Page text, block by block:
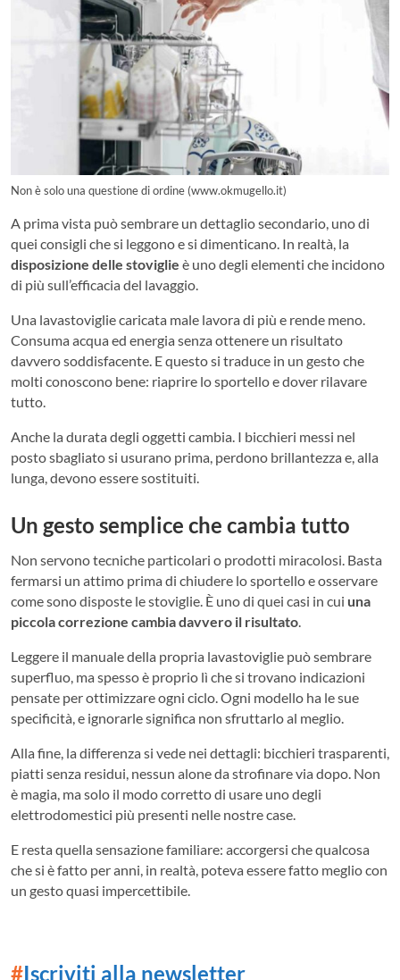
Non è solo una questione di ordine (www.okmugello.it)
A prima vista può sembrare un dettaglio secondario, uno di
quei consigli che si leggono e si dimenticano. In realtà, la
disposizione delle stoviglie è uno degli elementi che incidono
di più sull’efficacia del lavaggio.
Una lavastoviglie caricata male lavora di più e rende meno.
Consuma acqua ed energia senza ottenere un risultato
davvero soddisfacente. E questo si traduce in un gesto che
molti conoscono bene: riaprire lo sportello e dover rilavare
tutto.
Anche la durata degli oggetti cambia. I bicchieri messi nel
posto sbagliato si usurano prima, perdono brillantezza e, alla
lunga, devono essere sostituiti.
Un gesto semplice che cambia tutto
Non servono tecniche particolari o prodotti miracolosi. Basta
fermarsi un attimo prima di chiudere lo sportello e osservare
come sono disposte le stoviglie. È uno di quei casi in cui una
piccola correzione cambia davvero il risultato
Leggere il manuale della propria lavastoviglie può sembrare
superfluo, ma spesso è proprio lì che si trovano indicazioni
pensate per ottimizzare ogni ciclo. Ogni modello ha le sue
specificità, e ignorarle significa non sfruttarlo al meglio.
Alla fine, la differenza si vede nei dettagli: bicchieri trasparenti,
piatti senza residui, nessun alone da strofinare via dopo. Non
è magia, ma solo il modo corretto di usare uno degli
elettrodomestici più presenti nelle nostre case.
E resta quella sensazione familiare: accorgersi che qualcosa
che si è fatto per anni, in realtà, poteva essere fatto meglio con
un gesto quasi impercettibile.
#Iscriviti alla newsletter